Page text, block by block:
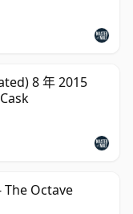
8 年 2015
The Octave